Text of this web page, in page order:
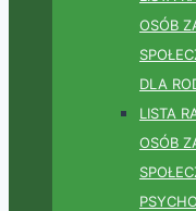
OSÓB
DLA
LISTA
OSÓB